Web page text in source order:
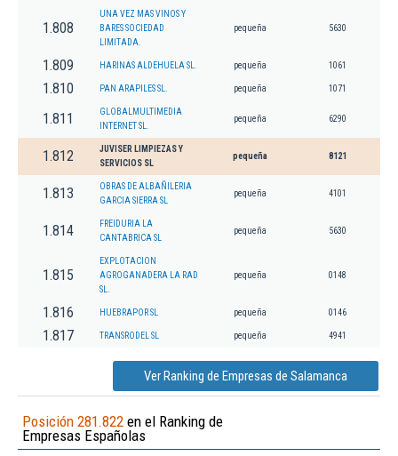
1.808
UNA VEZ MAS VINOS Y
BARES SOCIEDAD
LIMITADA.
pequeña 5630
1.809 HARINAS ALDEHUELA SL. pequeña 1061
1.810 PAN ARAPILES SL. pequeña 1071
1.811
GLOBALMULTIMEDIA
INTERNET SL.
pequeña 6290
1.812
JUVISER LIMPIEZAS Y
SERVICIOS SL
pequeña 8121
1.813
OBRAS DE ALBAÑILERIA
GARCIA SIERRA SL
pequeña 4101
1.814
FREIDURIA LA
CANTABRICA SL
pequeña 5630
1.815
EXPLOTACION
AGROGANADERA LA RAD
SL.
pequeña 0148
1.816 HUEBRAPOR SL pequeña 0146
1.817 TRANSRODEL SL pequeña 4941
Ver Ranking de Empresas de Salamanca
Posición 281.822 en el Ranking de
Empresas Españolas